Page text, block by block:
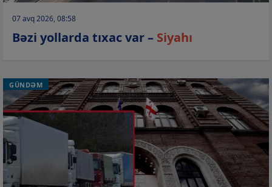
07 avq 2026, 08:58
Bəzi yollarda tıxac var – Siyahı
GÜNDƏM